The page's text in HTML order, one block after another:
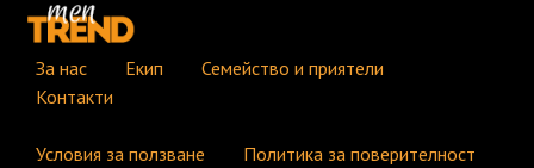
За нас Екип
Семейство и приятели
Контакти
Условия за ползване
Политика за поверителност